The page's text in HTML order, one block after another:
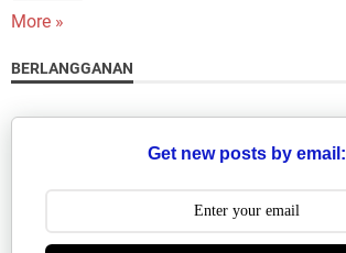
More »
BERLANGGANAN
Get new posts by email: